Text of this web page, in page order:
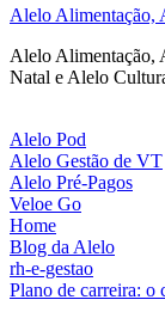
Alelo Alimentação,
Alelo Alimentação,
Natal e Alelo
Alelo Pod
Alelo Gestão de VT
Alelo Pré-Pagos
Veloe Go
Home
Blog da Alelo
rh-e-gestao
Plano de carreira: o